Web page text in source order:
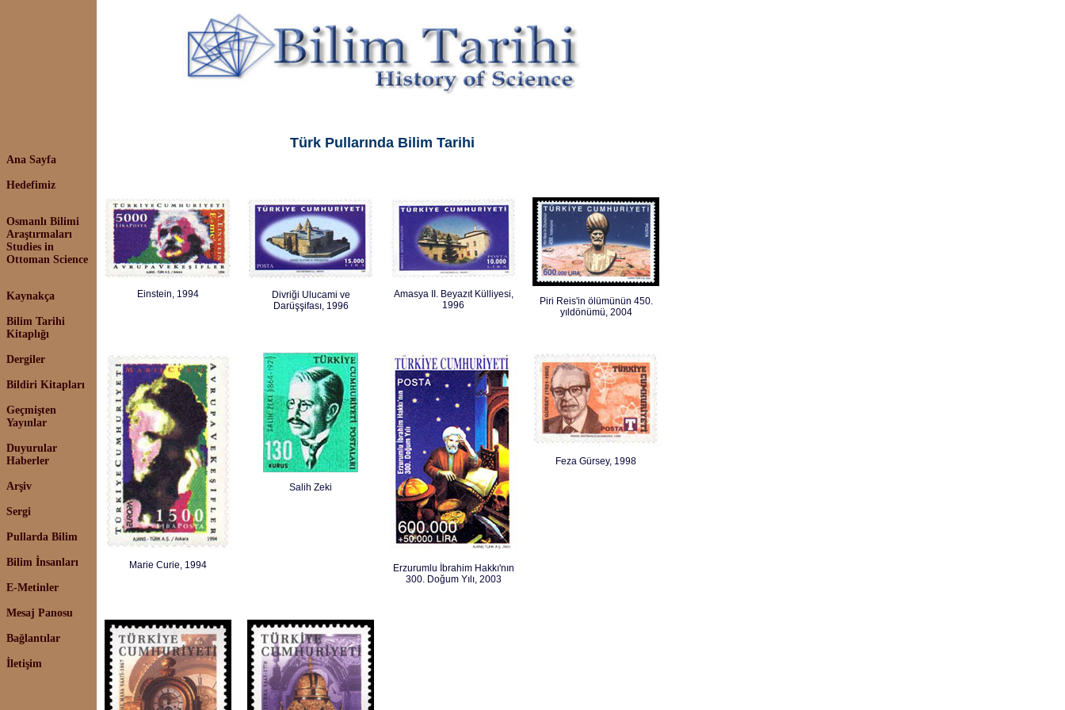
Ana Sayfa
Hedefimiz
Osmanlı Bilimi
Araştırmaları
Studies in
Ottoman Science
Kaynakça
Bilim Tarihi
Kitaplığı
Dergiler
Bildiri Kitapları
Geçmişten
Yayınlar
Duyurular
Haberler
Arşiv
Sergi
Pullarda Bilim
Bilim İnsanları
E-Metinler
Mesaj Panosu
Bağlantılar
İletişim
Türk Pullarında Bilim Tarihi
Einstein, 1994
Divriği Ulucami ve
Darüşşifası, 1996
Amasya II. Beyazıt Külliyesi,
1996
Piri Reis'in ölümünün 450.
yıldönümü, 2004
Marie Curie, 1994
Salih Zeki
Erzurumlu İbrahim Hakkı'nın
300. Doğum Yılı, 2003
Feza Gürsey, 1998